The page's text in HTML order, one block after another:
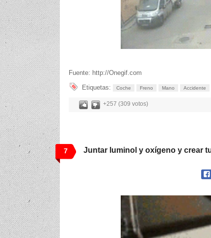
Fuente: http://Onegif.com
Etiquetas:
Coche Freno Mano Accidente
+257 (309 votos)
7 Juntar luminol y oxígeno y crear